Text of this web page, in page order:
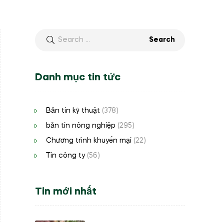
Danh mục tin tức
Bản tin kỹ thuật (378)
bản tin nông nghiệp (295)
Chương trình khuyến mại (22)
Tin công ty(56)
Tin mới nhất